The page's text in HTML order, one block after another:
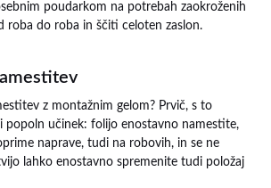
poudarkom na potrebah zaokroženih
roba do roba in ščiti celoten zaslon.
z montažnim gelom? Prvič, s to
popoln učinek: folijo enostavno namestite,
naprave, tudi na robovih, in se ne
lahko enostavno spremenite tudi položaj